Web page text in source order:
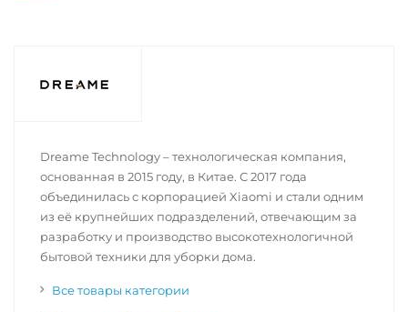
Dreame Technology – технологическая компания,
основанная в 2015 году, в Китае. С 2017 года
объединилась с корпорацией Xiaomi и стали одним
из её крупнейших подразделений, отвечающим за
разработку и производство высокотехнологичной
бытовой техники для уборки дома.
Все товары категории